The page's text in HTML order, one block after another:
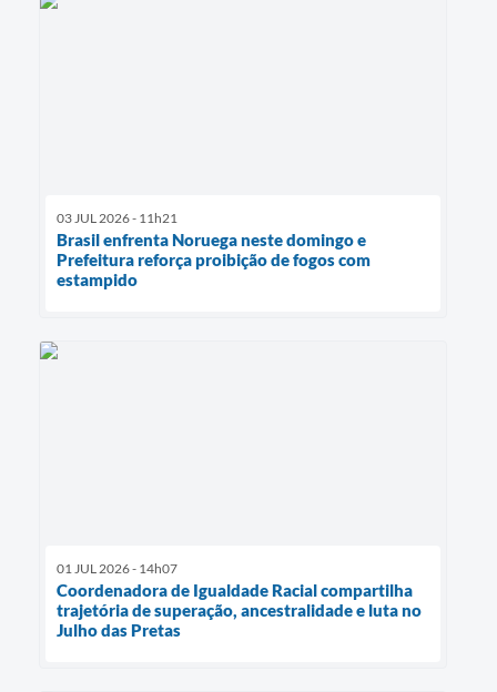
03 JUL 2026 - 11h21
Brasil enfrenta Noruega neste domingo e
Prefeitura reforça proibição de fogos com
estampido
01 JUL 2026 - 14h07
Coordenadora de Igualdade Racial compartilha
trajetória de superação, ancestralidade e luta no
Julho das Pretas